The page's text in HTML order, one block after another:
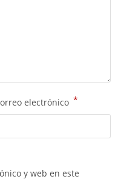
electrónico *
y web en este